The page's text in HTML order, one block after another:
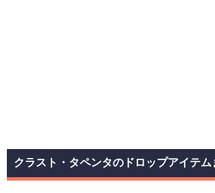
クラスト・タペンタのドロップアイテム